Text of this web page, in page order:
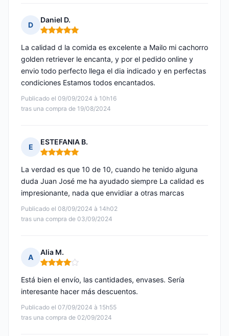
D
Daniel D.
Nota: 5 de 5
Publicado el 09/09/2024 à 10h16
tras una compra de 19/08/2024
La calidad d la comida es excelente a Mailo mi cachorro
golden retriever le encanta, y por el pedido online y
envio todo perfecto llega el dia indicado y en perfectas
condiciones Estamos todos encantados.
E
ESTEFANIA B.
Nota: 5 de 5
Publicado el 08/09/2024 à 14h02
tras una compra de 03/09/2024
La verdad es que 10 de 10, cuando he tenido alguna
duda Juan José me ha ayudado siempre La calidad es
impresionante, nada que envidiar a otras marcas
A
Alia M.
Nota: 4 de 5
Publicado el 07/09/2024 à 15h55
tras una compra de 02/09/2024
Está bien el envío, las cantidades, envases. Sería
interesante hacer más descuentos.